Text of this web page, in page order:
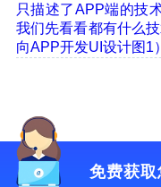
只描述了APP端的技
我们先看看都有什么
向APP开发UI设计图1
免费获